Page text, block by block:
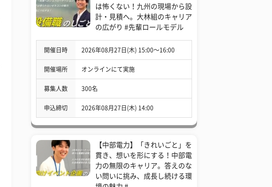
は怖くない！九州の現場から設
計・見積へ。大林組のキャリア
の広がり #先輩ロールモデル
開催日時 2026年08月27日(木) 15:00〜16:00
開催場所 オンラインにて実施
募集人数 300名
申込締切 2026年08月27日(木) 14:00
【中部電力】「きれいごと」を
貫き、想いを形にする！中部電
力の無限のキャリア。答えのな
い問いに挑み、成長し続ける環